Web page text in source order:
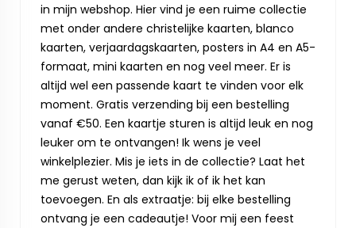
in mijn webshop. Hier vind je een ruime collectie
met onder andere christelijke kaarten, blanco
kaarten, verjaardagskaarten, posters in A4 en A5-
formaat, mini kaarten en nog veel meer. Er is
altijd wel een passende kaart te vinden voor elk
moment. Gratis verzending bij een bestelling
vanaf €50. Een kaartje sturen is altijd leuk en nog
leuker om te ontvangen! Ik wens je veel
winkelplezier. Mis je iets in de collectie? Laat het
me gerust weten, dan kijk ik of ik het kan
toevoegen. En als extraatje: bij elke bestelling
ontvang je een cadeautje! Voor mij een feest